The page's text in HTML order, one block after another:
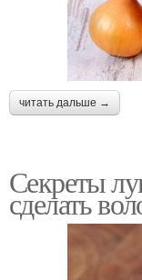
читать дальше →
Секреты
сделать